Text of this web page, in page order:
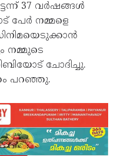
37 വർഷങ്ങൾ
പേർ നമ്മളെ
ചോദിച്ചു.
പറഞ്ഞു.